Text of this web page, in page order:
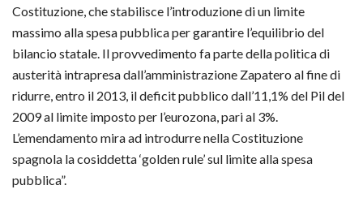
Costituzione, che stabilisce l’introduzione di un limite
massimo alla spesa pubblica per garantire l’equilibrio del
bilancio statale. Il provvedimento fa parte della politica di
austerità intrapresa dall’amministrazione Zapatero al fine di
ridurre, entro il 2013, il deficit pubblico dall’11,1% del Pil del
2009 al limite imposto per l’eurozona, pari al 3%.
L’emendamento mira ad introdurre nella Costituzione
spagnola la cosiddetta ‘golden rule’ sul limite alla spesa
pubblica”.